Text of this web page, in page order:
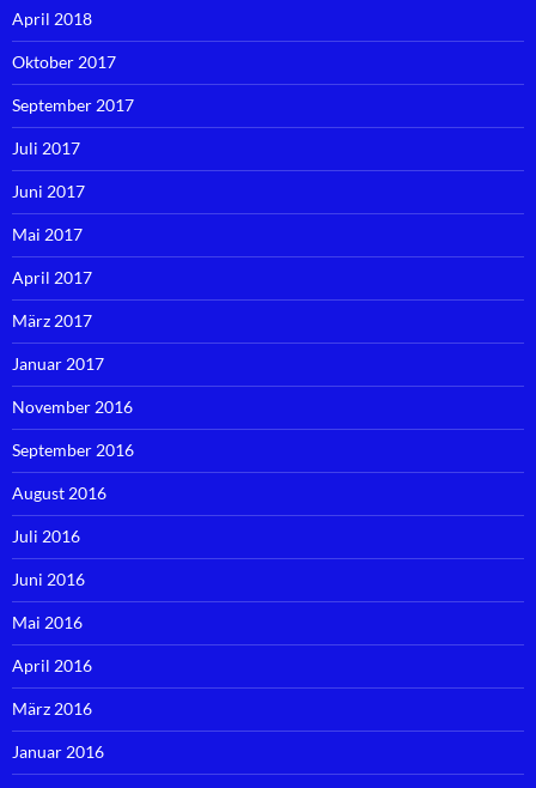
April 2018
Oktober 2017
September 2017
Juli 2017
Juni 2017
Mai 2017
April 2017
März 2017
Januar 2017
November 2016
September 2016
August 2016
Juli 2016
Juni 2016
Mai 2016
April 2016
März 2016
Januar 2016